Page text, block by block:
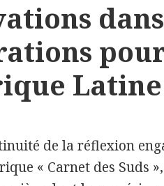
dans
Latine
de la réflexion
« Carnet des Suds